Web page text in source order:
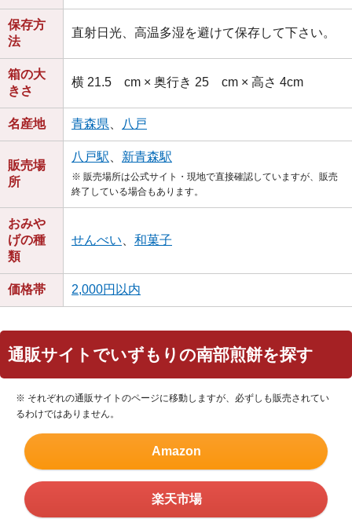
保存方
法
直射日光、高温多湿を避けて保存して下さい。
箱の大
きさ
横 21.5 cm × 奥行き 25 cm × 高さ 4cm
名産地 青森県 八戸
販売場
所
八戸駅 新青森駅
※ 販売場所は公式サイト・現地で直接確認していますが、販売
終了している場合もあります。
おみや
げの種
類
せんべい 和菓子
価格帯 2,000円以内
通販サイトでいずもりの南部煎餅を探す
※ それぞれの通販サイトのページに移動しますが、必ずしも販売されてい
るわけではありません。
Amazon
楽天市場